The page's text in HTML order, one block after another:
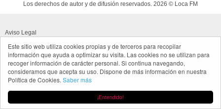
¡Entendido!
Este sitio web utiliza cookies propias y de terceros para recopilar
información que ayuda a optimizar su visita. Las cookies no se utilizan para
recoger información de carácter personal. Si continua navegando,
consideramos que acepta su uso. Dispone de más información en nuestra
Política de Cookies. Saber más
Los derechos de autor y de difusión reservados. 2026 © Loca FM
Aviso Legal
Política de cookies
Política de privacidad App